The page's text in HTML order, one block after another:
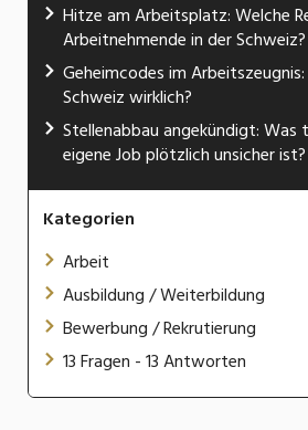
Hitze am Arbeitsplatz: Welche
Arbeitnehmende in der Schweiz?
Geheimcodes im
Schweiz wirklich?
Stellenabbau angekündigt: Was
eigene Job plötzlich unsicher ist?
Kategorien
Arbeit
Ausbildung / Weiterbildung
Bewerbung / Rekrutierung
13 Fragen - 13 Antworten